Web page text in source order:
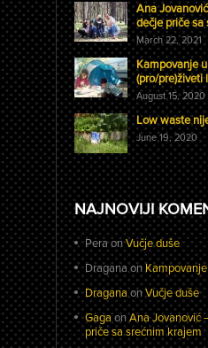
Ana
dečje priče sa
March 22, 2021
Kampovanje
(pro/pre)živeti
August 15, 2020
Low waste
June 19, 2020
NAJNOVIJI
PeraonVučje duše
Draganaon
DraganaonVučje duše
GagaonAna Jovanović
priče sa srećnim krajem